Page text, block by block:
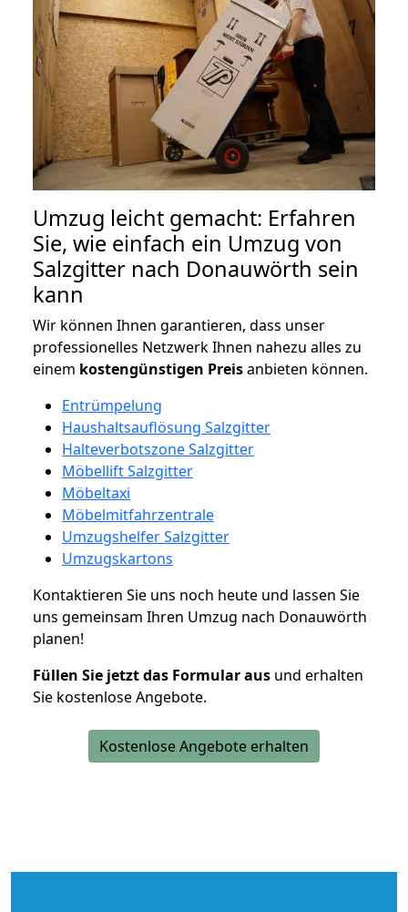
Umzug leicht gemacht: Erfahren
Sie, wie einfach ein Umzug von
Salzgitter nach Donauwörth sein
kann
Wir können Ihnen garantieren, dass unser
professionelles Netzwerk Ihnen nahezu alles zu
einem kostengünstigen Preisanbieten können.
Entrümpelung
Haushaltsauflösung Salzgitter
Halteverbotszone Salzgitter
Möbellift Salzgitter
Möbeltaxi
Möbelmitfahrzentrale
Umzugshelfer Salzgitter
Umzugskartons
Kontaktieren Sie uns noch heute und lassen Sie
uns gemeinsam Ihren Umzug nach Donauwörth
planen!
Füllen Sie jetzt das Formular aus und erhalten
Sie kostenlose Angebote.
Kostenlose Angebote erhalten